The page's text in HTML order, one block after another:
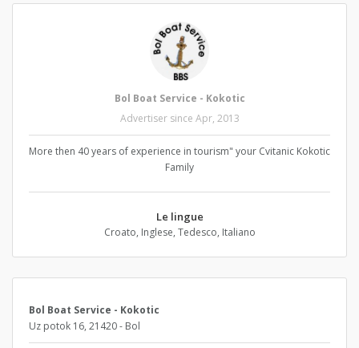
Bol Boat Service - Kokotic
Advertiser since Apr, 2013
More then 40 years of experience in tourism" your Cvitanic Kokotic
Family
Le lingue
Croato, Inglese, Tedesco, Italiano
Bol Boat Service - Kokotic
Uz potok 16, 21420 - Bol